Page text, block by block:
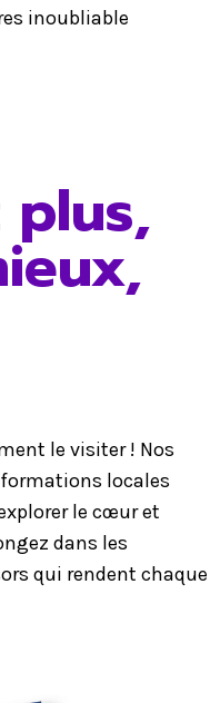
inoubliable
plus,
le visiter ! Nos
locales
le cœur et
dans les
qui rendent chaque